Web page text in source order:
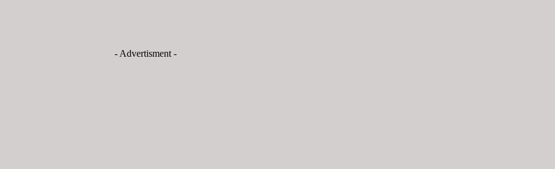
- Advertisment -